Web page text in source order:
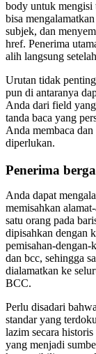
body untuk mengisi
bisa
subjek, dan
href. Penerima
alih langsung
Urutan tidak
pun di antaranya
Anda dari field
tanda baca yang
Anda membaca
diperlukan.
Penerima
Anda dapat
memisahkan
satu orang pada
dipisahkan dengan
pemisahan-dengan-
dan bcc, sehingga
dialamatkan ke
BCC.
Perlu disadari
standar yang
lazim secara
yang menjadi